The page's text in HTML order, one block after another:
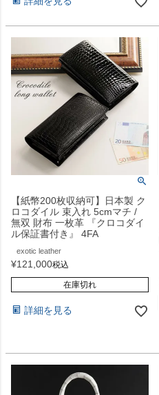
【紙幣200枚収納可】日本製 ク
ロコダイル 束入れ 5cmマチ /
無双 財布 一枚革 『クロコダイ
ル保証書付き』 4FA
exotic leather
¥121,000税込
在庫切れ
詳細を見る